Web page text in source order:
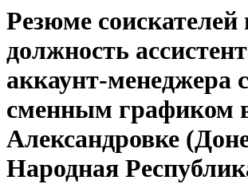
Резюме соискателей
должность
аккаунт-менеджера
сменным графиком
Александровке
Народная